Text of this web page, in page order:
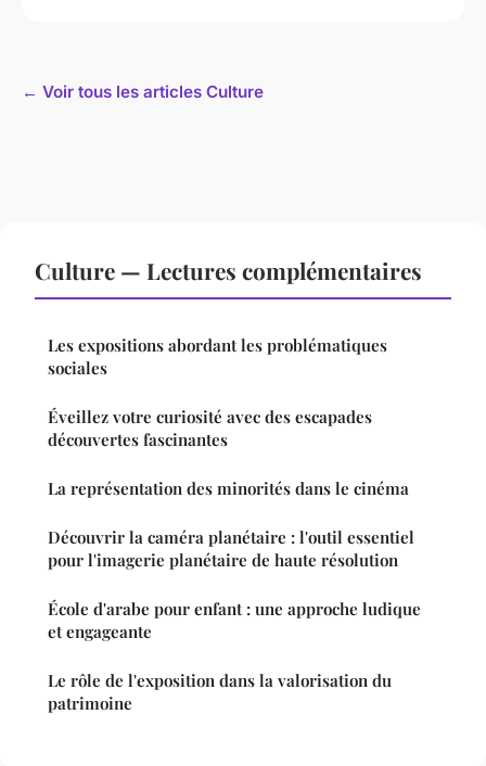
← Voir tous les articles Culture
Culture — Lectures complémentaires
Les expositions abordant les problématiques
sociales
Éveillez votre curiosité avec des escapades
découvertes fascinantes
La représentation des minorités dans le cinéma
Découvrir la caméra planétaire : l'outil essentiel
pour l'imagerie planétaire de haute résolution
École d'arabe pour enfant : une approche ludique
et engageante
Le rôle de l'exposition dans la valorisation du
patrimoine